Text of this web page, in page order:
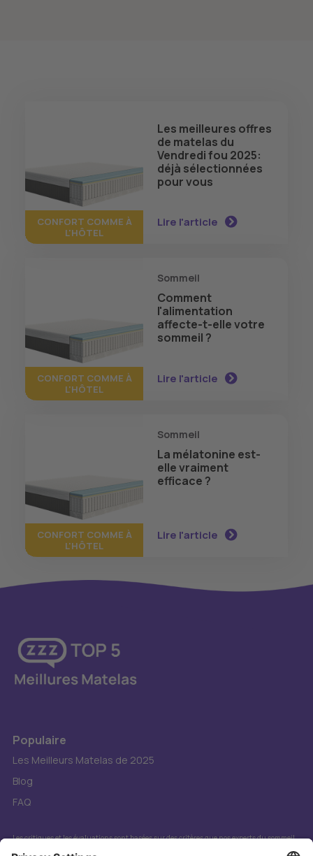
CONFORT COMME À
L'HÔTEL
Les meilleures offres
de matelas du
Vendredi fou 2025:
déjà sélectionnées
pour vous
Lire l'article
CONFORT COMME À
L'HÔTEL
Sommeil
Comment
l'alimentation
affecte-t-elle votre
sommeil ?
Lire l'article
CONFORT COMME À
L'HÔTEL
Sommeil
La mélatonine est-
elle vraiment
efficace ?
Lire l'article
Populaire
Les Meilleurs Matelas de 2025
Blog
FAQ
Les critiques et les évaluations sont basées sur des critères que nos experts du sommeil
jugent importants. Il s'agit d'un site de comparaison exploité par DIBMat GmbH, une